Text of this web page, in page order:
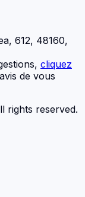
612, 48160,
cliquez
de vous
rights reserved.